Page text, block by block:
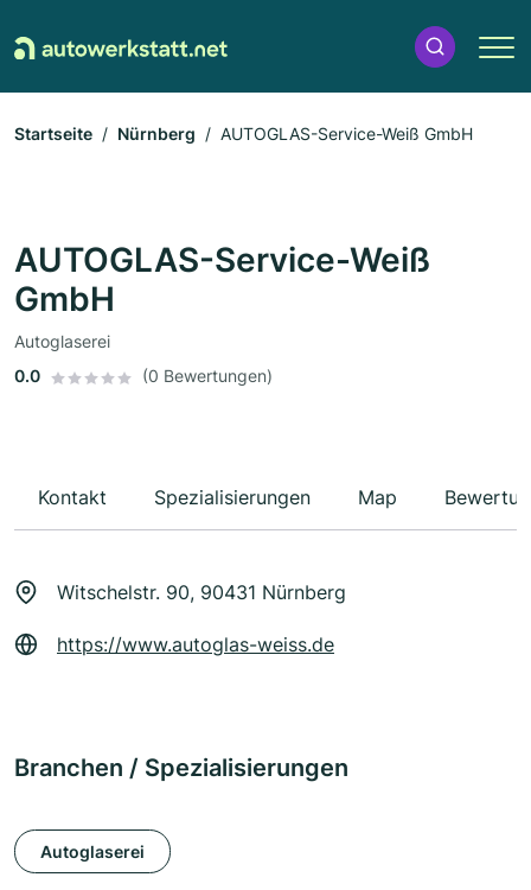
Startseite Nürnberg AUTOGLAS-Service-Weiß GmbH
AUTOGLAS-Service-Weiß
GmbH
Autoglaserei
0.0
(0 Bewertungen)
Kontakt Spezialisierungen Map
Witschelstr. 90, 90431 Nürnberg
https://www.autoglas-weiss.de
Branchen / Spezialisierungen
Autoglaserei